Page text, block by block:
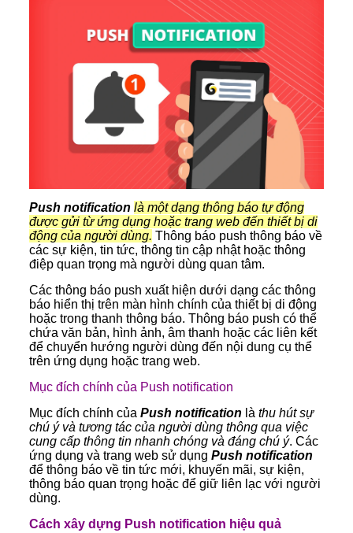
Push notification là một dạng thông báo tự động
được gửi từ ứng dụng hoặc trang web đến thiết bị di
động của người dùng. Thông báo push thông báo về
các sự kiện, tin tức, thông tin cập nhật hoặc thông
điệp quan trọng mà người dùng quan tâm.
Các thông báo push xuất hiện dưới dạng các thông
báo hiển thị trên màn hình chính của thiết bị di động
hoặc trong thanh thông báo. Thông báo push có thể
chứa văn bản, hình ảnh, âm thanh hoặc các liên kết
để chuyển hướng người dùng đến nội dung cụ thể
trên ứng dụng hoặc trang web.
Mục đích chính của Push notification
Mục đích chính của Push notification là thu hút sự
chú ý và tương tác của người dùng thông qua việc
cung cấp thông tin nhanh chóng và đáng chú ý. Các
ứng dụng và trang web sử dụng Push notification
để thông báo về tin tức mới, khuyến mãi, sự kiện,
thông báo quan trọng hoặc để giữ liên lạc với người
dùng.
Cách xây dựng Push notification hiệu quả